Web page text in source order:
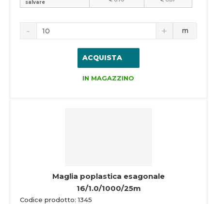
salvare
m
ACQUISTA
IN MAGAZZINO
Maglia poplastica esagonale
16/1.0/1000/25m
Codice prodotto: 1345